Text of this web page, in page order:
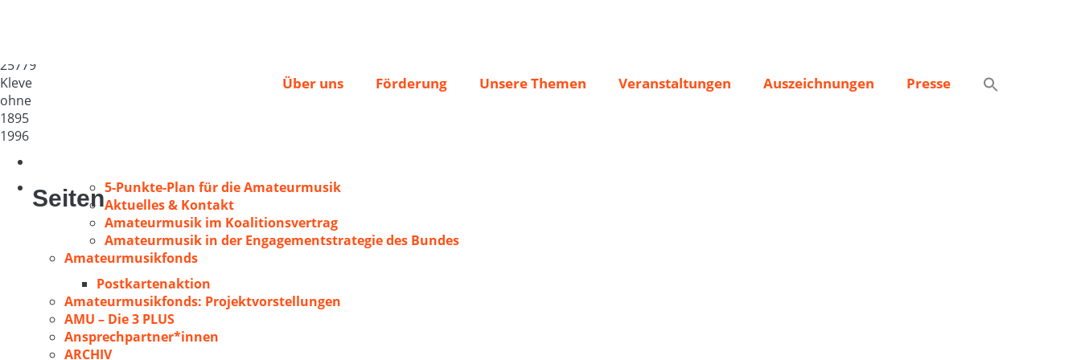
Über uns Förderung Unsere Themen Veranstaltungen Auszeichnungen Presse
25779
Kleve
ohne
1895
1996
Seiten5-Punkte-Plan für die Amateurmusik
Aktuelles & Kontakt
Amateurmusik im Koalitionsvertrag
Amateurmusik in der Engagementstrategie des Bundes
Amateurmusikfonds
Postkartenaktion
Amateurmusikfonds: Projektvorstellungen
AMU – Die 3 PLUS
Ansprechpartner*innen
ARCHIV